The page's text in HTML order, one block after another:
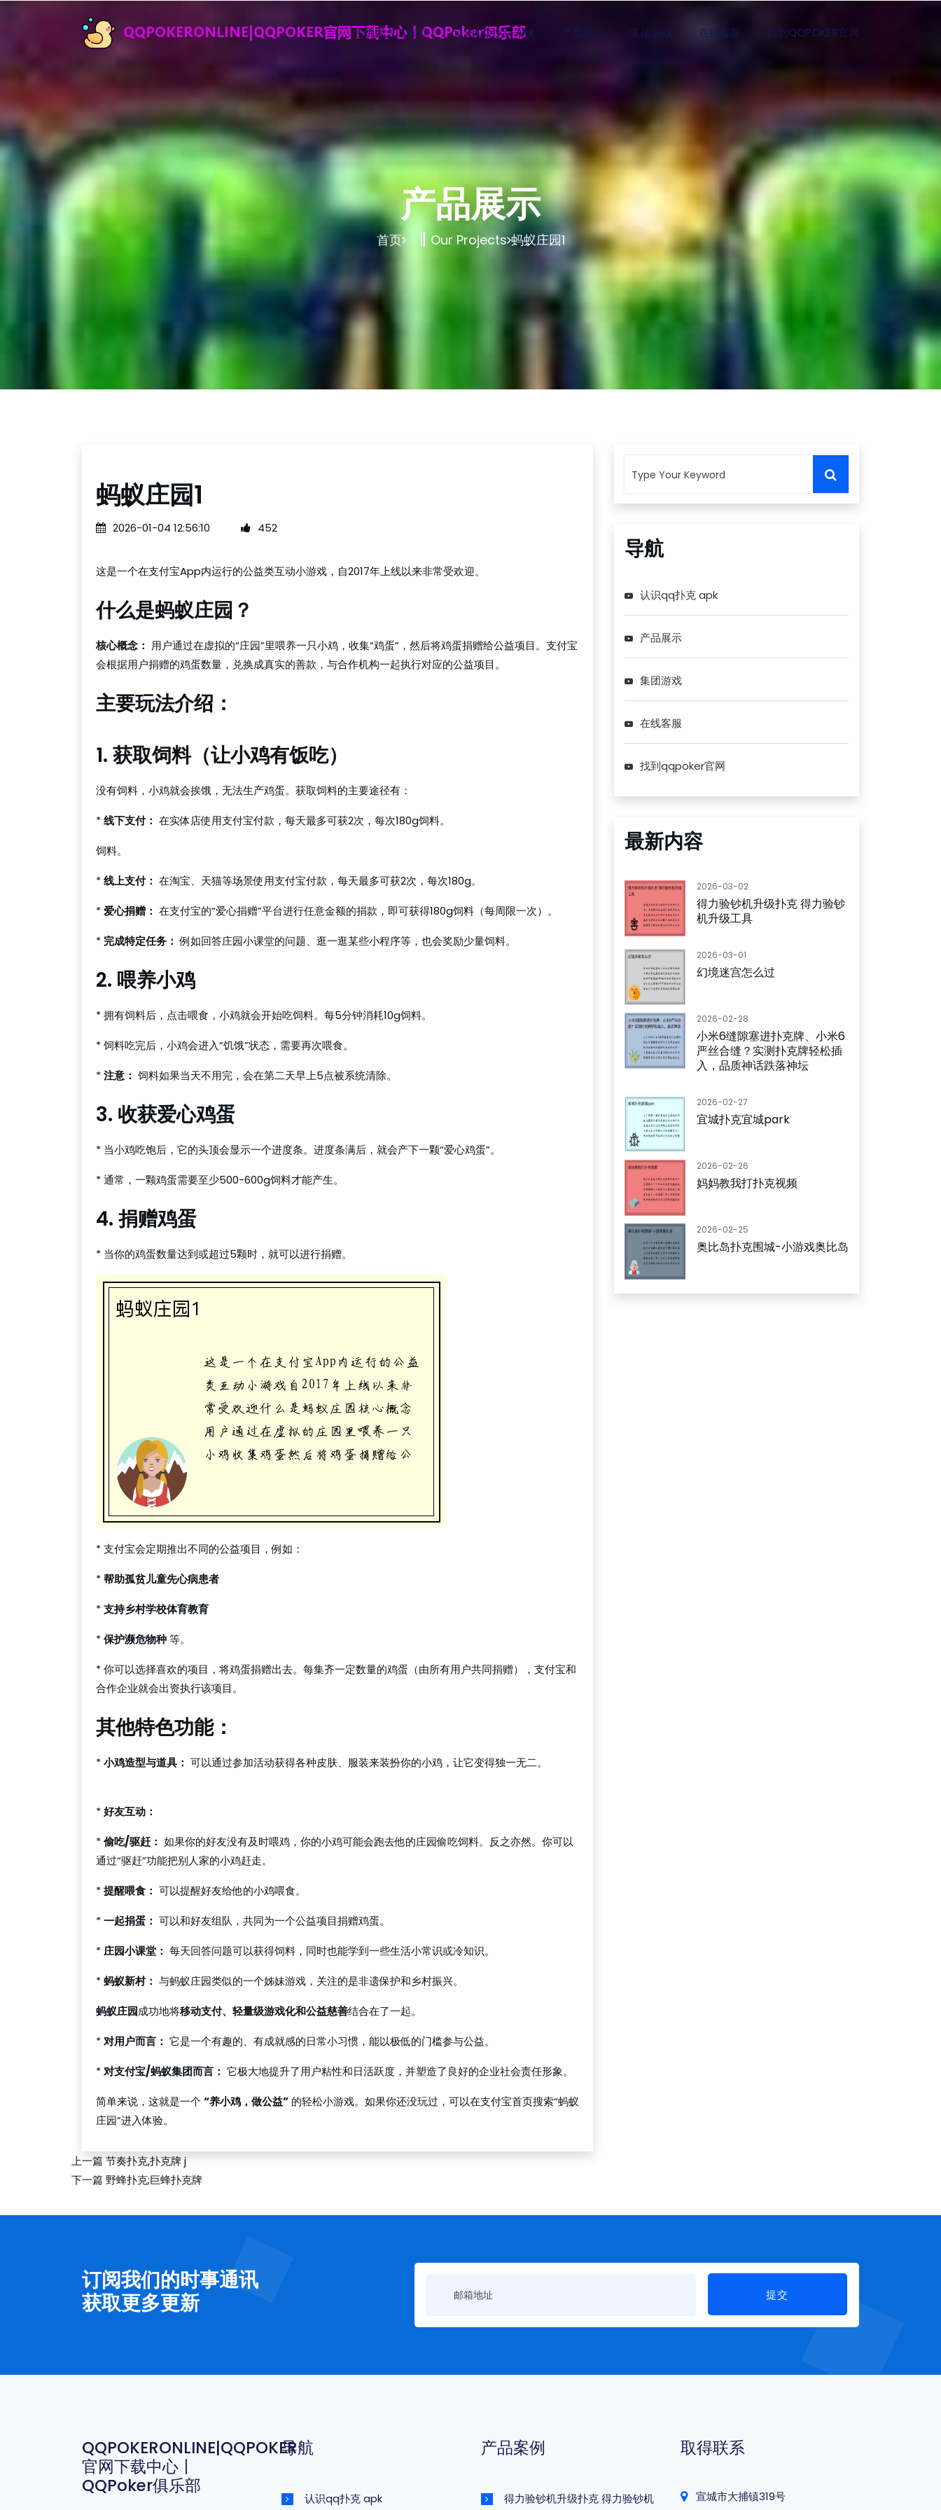
手机版入口首页 认识QQ扑克 APK 产品展示 集团游戏 在线客服 找到QQPOKER官网
产品展示
首页 Our Projects 蚂蚁庄园1
蚂蚁庄园1
2026-01-04 12:56:10 452
这是一个在支付宝App内运行的公益类互动小游戏，自2017年上线以来非常受欢迎。
什么是蚂蚁庄园？
核心概念： 用户通过在虚拟的“庄园”里喂养一只小鸡，收集“鸡蛋”，然后将鸡蛋捐赠给公益项目。支付宝
会根据用户捐赠的鸡蛋数量，兑换成真实的善款，与合作机构一起执行对应的公益项目。
主要玩法介绍：
1. 获取饲料（让小鸡有饭吃）
没有饲料，小鸡就会挨饿，无法生产鸡蛋。获取饲料的主要途径有：
*线下支付： 在实体店使用支付宝付款，每天最多可获2次，每次180g饲料。
饲料。
*线上支付： 在淘宝、天猫等场景使用支付宝付款，每天最多可获2次，每次180g。
*爱心捐赠： 在支付宝的“爱心捐赠”平台进行任意金额的捐款，即可获得180g饲料（每周限一次）。
* 完成特定任务： 例如回答庄园小课堂的问题、逛一逛某些小程序等，也会奖励少量饲料。
2. 喂养小鸡
* 拥有饲料后，点击喂食，小鸡就会开始吃饲料。每5分钟消耗10g饲料。
* 饲料吃完后，小鸡会进入“饥饿”状态，需要再次喂食。
*注意： 饲料如果当天不用完，会在第二天早上5点被系统清除。
3. 收获爱心鸡蛋
* 当小鸡吃饱后，它的头顶会显示一个进度条。进度条满后，就会产下一颗“爱心鸡蛋”。
* 通常，一颗鸡蛋需要至少500-600g饲料才能产生。
4. 捐赠鸡蛋
* 当你的鸡蛋数量达到或超过5颗时，就可以进行捐赠。
* 支付宝会定期推出不同的公益项目，例如：
*帮助孤贫儿童先心病患者
*支持乡村学校体育教育
*保护濒危物种等。
* 你可以选择喜欢的项目，将鸡蛋捐赠出去。每集齐一定数量的鸡蛋（由所有用户共同捐赠），支付宝和
合作企业就会出资执行该项目。
其他特色功能：
*小鸡造型与道具： 可以通过参加活动获得各种皮肤、服装来装扮你的小鸡，让它变得独一无二。
*好友互动：
*偷吃/驱赶： 如果你的好友没有及时喂鸡，你的小鸡可能会跑去他的庄园偷吃饲料。反之亦然。你可以
通过“驱赶”功能把别人家的小鸡赶走。
*提醒喂食： 可以提醒好友给他的小鸡喂食。
*一起捐蛋： 可以和好友组队，共同为一个公益项目捐赠鸡蛋。
*庄园小课堂： 每天回答问题可以获得饲料，同时也能学到一些生活小常识或冷知识。
*蚂蚁新村： 与蚂蚁庄园类似的一个姊妹游戏，关注的是非遗保护和乡村振兴。
蚂蚁庄园成功地将移动支付、轻量级游戏化和公益慈善结合在了一起。
*对用户而言： 它是一个有趣的、有成就感的日常小习惯，能以极低的门槛参与公益。
*对支付宝/蚂蚁集团而言： 它极大地提升了用户粘性和日活跃度，并塑造了良好的企业社会责任形象。
简单来说，这就是一个 “养小鸡，做公益” 的轻松小游戏。如果你还没玩过，可以在支付宝首页搜索“蚂蚁
庄园”进入体验。
上一篇节奏扑克,扑克牌 j
下一篇 野蜂扑克;巨蜂扑克牌
导航
认识qq扑克 apk
产品展示
集团游戏
在线客服
找到qqpoker官网
最新内容
2026-03-02
得力验钞机升级扑克 得力验钞
机升级工具
2026-03-01
幻境迷宫怎么过
2026-02-28
小米6缝隙塞进扑克牌、小米6
严丝合缝？实测扑克牌轻松插
入，品质神话跌落神坛
2026-02-27
宜城扑克宜城park
2026-02-26
妈妈教我打扑克视频
2026-02-25
奥比岛扑克围城-小游戏奥比岛
订阅我们的时事通讯
获取更多更新
提交
QQPOKERONLINE|QQPOKER
官网下载中心丨
QQPoker俱乐部
导航
认识qq扑克 apk
产品案例
得力验钞机升级扑克 得力验钞机
取得联系
宣城市大捕镇319号